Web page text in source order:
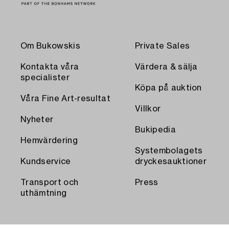
Om Bukowskis
Kontakta våra
specialister
Våra Fine Art-resultat
Nyheter
Hemvärdering
Kundservice
Transport och
uthämtning
Private Sales
Värdera & sälja
Köpa på auktion
Villkor
Bukipedia
Systembolagets
dryckesauktioner
Press